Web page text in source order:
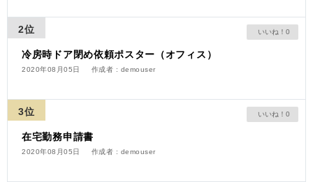
0
2位
冷房時ドア閉め依頼ポスター（オフィス）
2020年08月05日 作成者 : demouser
0
3位
在宅勤務申請書
2020年08月05日 作成者 : demouser